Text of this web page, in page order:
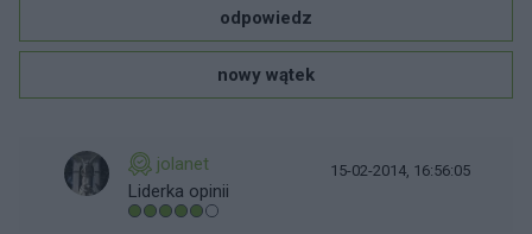
odpowiedz
nowy wątek
jolanet
Liderka opinii
15-02-2014, 16:56:05